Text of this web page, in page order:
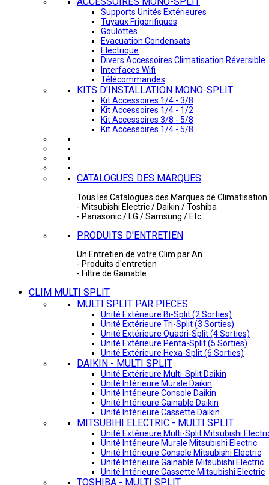
Supports Unités Extérieures
Tuyaux Frigorifiques
Goulottes
Evacuation Condensats
Electrique
Divers Accessoires Climatisation Réversible
Interfaces Wifi
Télécommandes
KITS D'INSTALLATION MONO-SPLIT
Kit Accessoires 1/4 - 3/8
Kit Accessoires 1/4 - 1/2
Kit Accessoires 3/8 - 5/8
Kit Accessoires 1/4 - 5/8
CATALOGUES DES MARQUES
Tous les Catalogues des Marques de Climatisation
- Mitsubishi Electric / Daikin / Toshiba
- Panasonic / LG / Samsung / Etc
PRODUITS D'ENTRETIEN
Un Entretien de votre Clim par An :
- Produits d'entretien
- Filtre de Gainable
CLIM MULTI SPLIT
MULTI SPLIT PAR PIECES
Unité Extérieure Bi-Split (2 Sorties)
Unité Extérieure Tri-Split (3 Sorties)
Unité Extérieure Quadri-Split (4 Sorties)
Unité Extérieure Penta-Split (5 Sorties)
Unité Extérieure Hexa-Split (6 Sorties)
DAIKIN - MULTI SPLIT
Unité Extérieure Multi-Split Daikin
Unité Intérieure Murale Daikin
Unité Intérieure Console Daikin
Unité Intérieure Gainable Daikin
Unité Intérieure Cassette Daikin
MITSUBIHI ELECTRIC - MULTI SPLIT
Unité Extérieure Multi-Split Mitsubishi
Unité Intérieure Murale Mitsubishi Electric
Unité Intérieure Console Mitsubishi Electric
Unité Intérieure Gainable Mitsubishi Electric
Unité Intérieure Cassette Mitsubishi Electric
TOSHIBA - MULTI SPLIT